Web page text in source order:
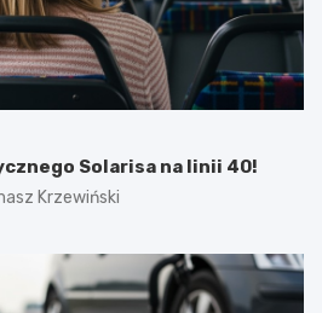
Solarisa na linii 40!
Krzewiński